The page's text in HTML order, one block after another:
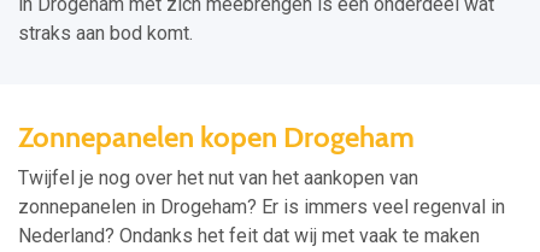
in Drogeham met zich meebrengen is een onderdeel wat
straks aan bod komt.
Zonnepanelen kopen Drogeham
Twijfel je nog over het nut van het aankopen van
zonnepanelen in Drogeham? Er is immers veel regenval in
Nederland? Ondanks het feit dat wij met vaak te maken